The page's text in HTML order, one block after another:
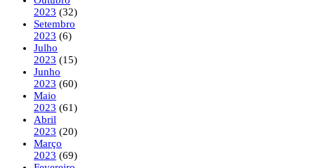
2023 (32)
Setembro
2023 (6)
Julho
2023 (15)
Junho
2023 (60)
Maio
2023 (61)
Abril
2023 (20)
Março
2023 (69)